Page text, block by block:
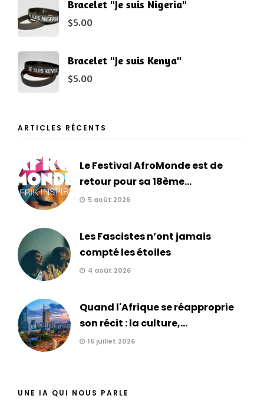
Bracelet "Je suis Nigeria"
$5.00
Bracelet "Je suis Kenya"
$5.00
ARTICLES RÉCENTS
Le Festival AfroMonde est de
retour pour sa 18ème...
5 août 2026
Les Fascistes n’ont jamais
compté les étoiles
4 août 2026
Quand l'Afrique se réapproprie
son récit : la culture,...
15 juillet 2026
UNE IA QUI NOUS PARLE